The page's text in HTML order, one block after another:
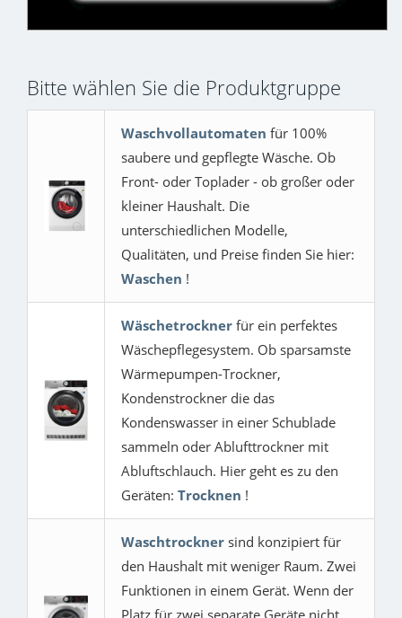
Bitte wählen Sie die Produktgruppe
Waschvollautomaten für 100%
saubere und gepflegte Wäsche. Ob
Front- oder Toplader - ob großer oder
kleiner Haushalt. Die
unterschiedlichen Modelle,
Qualitäten, und Preise finden Sie hier:
Waschen !
Wäschetrockner für ein perfektes
Wäschepflegesystem. Ob sparsamste
Wärmepumpen-Trockner,
Kondenstrockner die das
Kondenswasser in einer Schublade
sammeln oder Ablufttrockner mit
Abluftschlauch. Hier geht es zu den
Geräten: Trocknen !
Waschtrockner sind konzipiert für
den Haushalt mit weniger Raum. Zwei
Funktionen in einem Gerät. Wenn der